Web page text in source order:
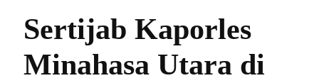
Sertijab Kaporles
Minahasa Utara di